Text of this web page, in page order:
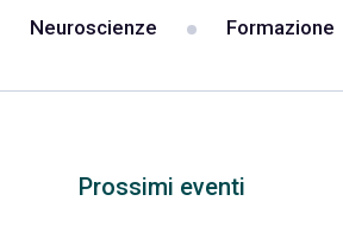
Neuroscienze Formazione
Prossimi eventi